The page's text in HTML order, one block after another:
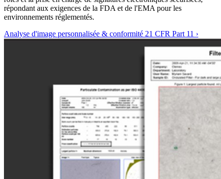
répondant aux exigences de la FDA et de l'EMA pour les
environnements réglementés.
Analyse d'image personnalisée & conformité 21 CFR Part 11 ›